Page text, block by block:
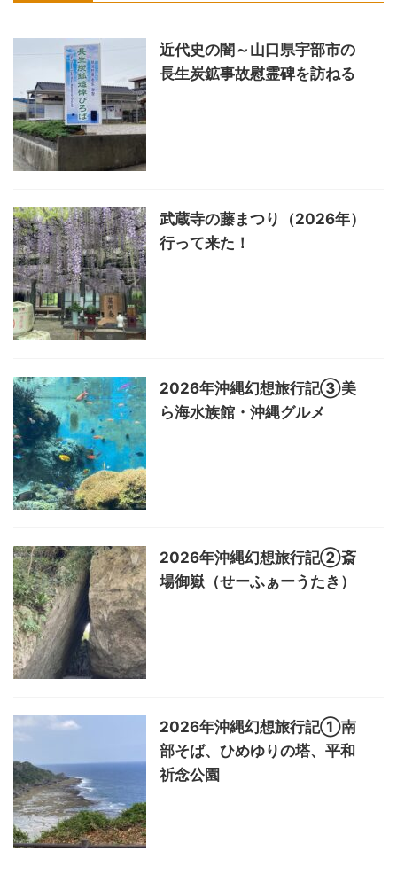
近代史の闇～山口県宇部市の
長生炭鉱事故慰霊碑を訪ねる
武蔵寺の藤まつり（2026年）
行って来た！
2026年沖縄幻想旅行記③美
ら海水族館・沖縄グルメ
2026年沖縄幻想旅行記②斎
場御嶽（せーふぁーうたき）
2026年沖縄幻想旅行記①南
部そば、ひめゆりの塔、平和
祈念公園